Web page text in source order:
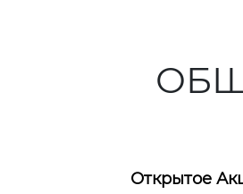
Открытое